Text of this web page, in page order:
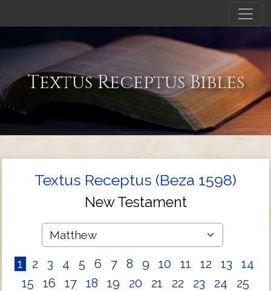
Textus Receptus Bibles
Textus Receptus (Beza 1598)
New Testament
1 2 3 4 5 6 7 8 9 10 11 12 13
14
15
16 17 18 19 20 21 22 23 24
25